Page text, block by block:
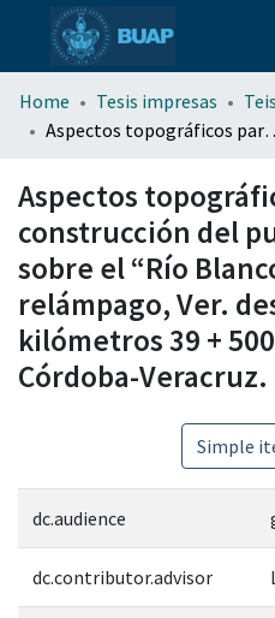
menu.section.about_menu
Home Tesis impresas
Aspectos topográficos para la construcción del puente vehicular
Aspectos
construcción del
sobre el “Río
relámpago, Ver.
kilómetros 39 +
Córdoba-Veracruz.
Simple
dc.audience
dc.contributor.advisor